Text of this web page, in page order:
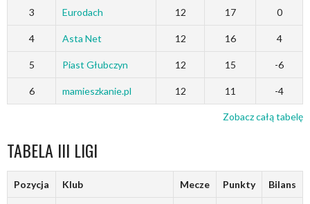
3 Eurodach 12 17 0
4 Asta Net 12 16 4
5 Piast Głubczyn 12 15 -6
6 mamieszkanie.pl 12 11 -4
Zobacz całą tabelę
TABELA III LIGI
Pozycja Klub Mecze Punkty Bilans